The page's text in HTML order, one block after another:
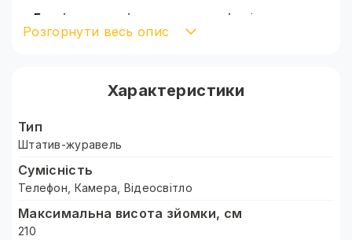
Безтіньове освітлення продуктів:
кільцева лампа
діаметром 26 см створює м'яке розсіяне світло,
яке підкреслює текстуру інгредієнтів і мінімізує
«холодних» десертів.
висота стійки 210 см і вантажопідйомність до 2,5 кг
дозволяють проводити зйомку над кухонними
стійкість всієї конструкції.
Швидка зміна формату:кульовий механізм
забезпечує обертання на 360°. Ви можете миттєво
перемикатися між вертикальною зйомкою для
Reels / TikTok і горизонтальною для YouTube.
Розгорнути весь опис
Характеристики
Тип
Штатив-журавель
Сумісність
Телефон, Камера, Відеосвітло
Максимальна висота зйомки, см
210